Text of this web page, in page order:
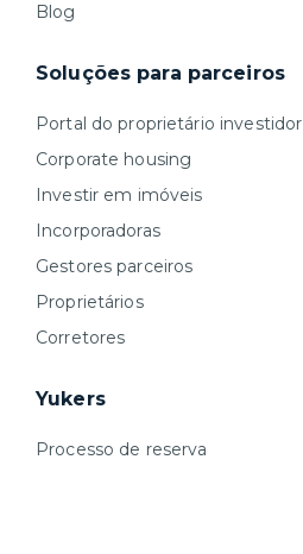
Blog
Soluções para parceiros
Portal do proprietário investidor
Corporate housing
Investir em imóveis
Incorporadoras
Gestores parceiros
Proprietários
Corretores
Yukers
Processo de reserva